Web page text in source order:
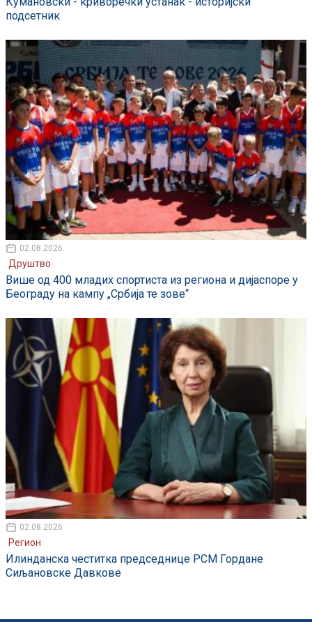
подсетник
02.08.2026
Друштво
Више од 400 младих спортиста из региона и дијаспоре у
Београду на кампу „Србија те зове“
02.08.2026
Регион
Илинданска честитка председнице РСМ Гордане
Сиљановске Давкове